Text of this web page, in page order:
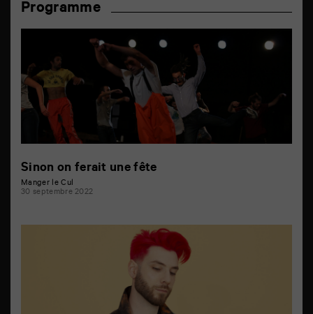
Programme
Sinon on ferait une fête
Manger le Cul
30 septembre 2022